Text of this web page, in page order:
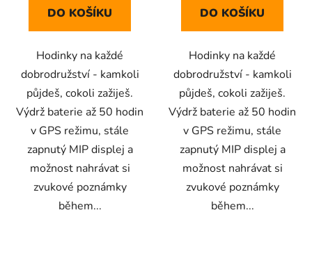
DO KOŠÍKU
Hodinky na každé
dobrodružství - kamkoli
půjdeš, cokoli zažiješ.
Výdrž baterie až 50 hodin
v GPS režimu, stále
zapnutý MIP displej a
možnost nahrávat si
zvukové poznámky
během...
DO KOŠÍKU
Hodinky na každé
dobrodružství - kamkoli
půjdeš, cokoli zažiješ.
Výdrž baterie až 50 hodin
v GPS režimu, stále
zapnutý MIP displej a
možnost nahrávat si
zvukové poznámky
během...